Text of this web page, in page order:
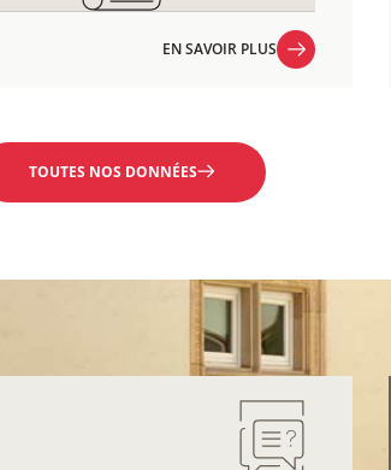
EN SAVOIR PLUS
TOUTES NOS DONNÉES